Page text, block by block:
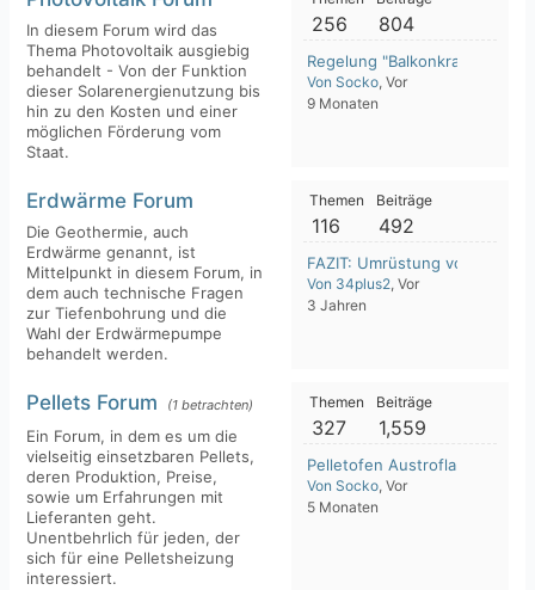
In diesem Forum wird das
Thema Photovoltaik ausgiebig
behandelt - Von der Funktion
dieser Solarenergienutzung bis
hin zu den Kosten und einer
möglichen Förderung vom
Staat.
256 804
Regelung "Balkonkraftwerk"
Von Socko, Vor
9 Monaten
Erdwärme Forum
Die Geothermie, auch
Erdwärme genannt, ist
Mittelpunkt in diesem Forum, in
dem auch technische Fragen
zur Tiefenbohrung und die
Wahl der Erdwärmepumpe
behandelt werden.
Themen
116
Beiträge
492
FAZIT: Umrüstung von
Von 34plus2, Vor
3 Jahren
Pellets Forum (1 betrachten)
Ein Forum, in dem es um die
vielseitig einsetzbaren Pellets,
deren Produktion, Preise,
sowie um Erfahrungen mit
Lieferanten geht.
Unentbehrlich für jeden, der
sich für eine Pelletsheizung
interessiert.
Themen
327
Beiträge
1,559
Pelletofen Austroflamm Clou
Von Socko, Vor
5 Monaten